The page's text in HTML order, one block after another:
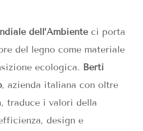
dell’Ambienteci porta
del legno come materiale
ecologica. Berti
, azienda italiana con oltre
traduce i valori della
design e